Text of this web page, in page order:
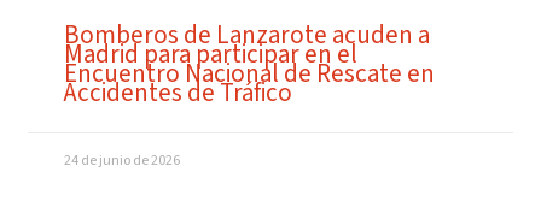
Bomberos de Lanzarote acuden a
Madrid para participar en el
Encuentro Nacional de Rescate en
Accidentes de Tráfico
24 de junio de 2026